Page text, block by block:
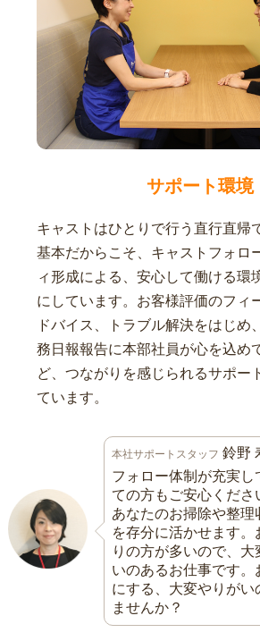
サポート環境
キャストはひとりで行う直行直帰
基本だからこそ、キャストフォロ
ィ形成による、安心して働ける環
にしています。お客様評価のフィ
ドバイス、トラブル解決をはじめ
務日報報告に本部社員が心を込め
ど、つながりを感じられるサポー
ています。
本社サポートスタッフ 鈴野
フォロー体制が充実し
ての方もご安心くださ
あなたのお掃除や整
を存分に活かせます。
りの方が多いので、
いのあるお仕事です
にする、大変やりがい
ませんか？